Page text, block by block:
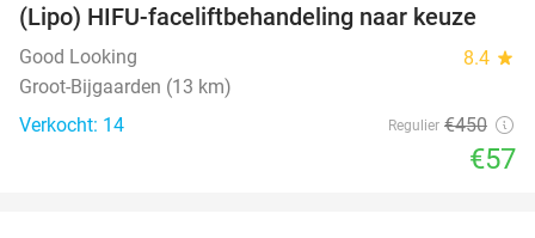
87%
(Lipo) HIFU-faceliftbehandeling naar keuze
Good Looking 8.4 star
Groot-Bijgaarden (13 km)
Verkocht: 14
Regulier €450
€57